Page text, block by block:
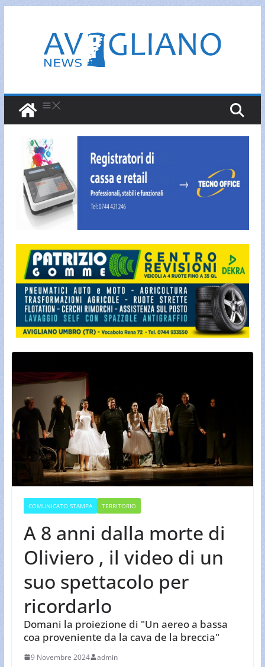
contenuto
COMUNICATO STAMPA TERRITORIO
A 8 anni dalla morte di
Oliviero , il video di un
suo spettacolo per
ricordarlo
Domani la proiezione di "Un aereo a bassa
coa proveniente da la cava de la breccia"
9 Novembre 2024 admin